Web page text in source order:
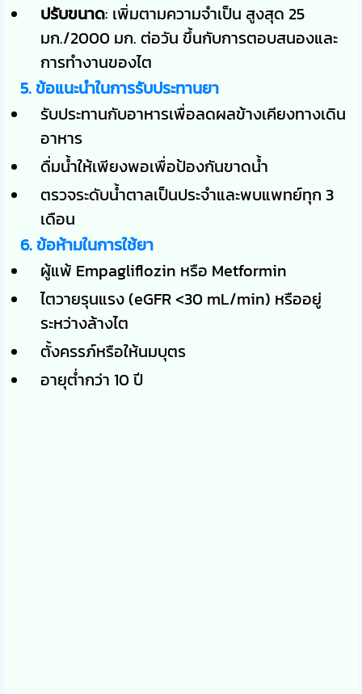
ปรับขนาด: เพิ่มตามความจำเป็น สูงสุด 25
มก./2000 มก. ต่อวัน ขึ้นกับการตอบสนองและ
การทำงานของไต
5. ข้อแนะนำในการรับประทานยา
รับประทานกับอาหารเพื่อลดผลข้างเคียงทางเดิน
อาหาร
ดื่มน้ำให้เพียงพอเพื่อป้องกันขาดน้ำ
ตรวจระดับน้ำตาลเป็นประจำและพบแพทย์ทุก 3
เดือน
6. ข้อห้ามในการใช้ยา
ผู้แพ้ Empagliflozin หรือ Metformin
ไตวายรุนแรง (eGFR <30 mL/min) หรืออยู่
ระหว่างล้างไต
ตั้งครรภ์หรือให้นมบุตร
อายุต่ำกว่า 10 ปี